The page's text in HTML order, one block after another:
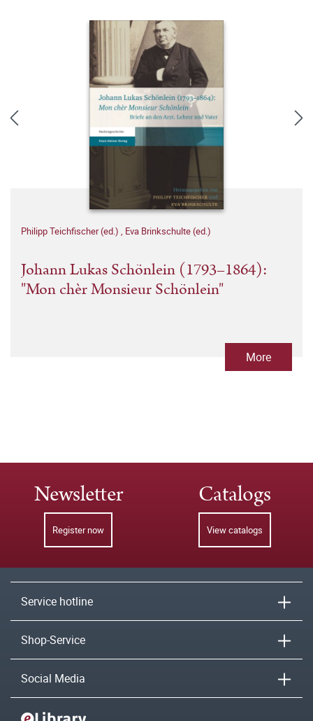
Philipp Teichfischer (ed.) , Eva Brinkschulte (ed.)
Johann Lukas Schönlein (1793–1864):
"Mon chèr Monsieur Schönlein"
More
Newsletter
Register now
Catalogs
View catalogs
Service hotline
Shop-Service
Social Media